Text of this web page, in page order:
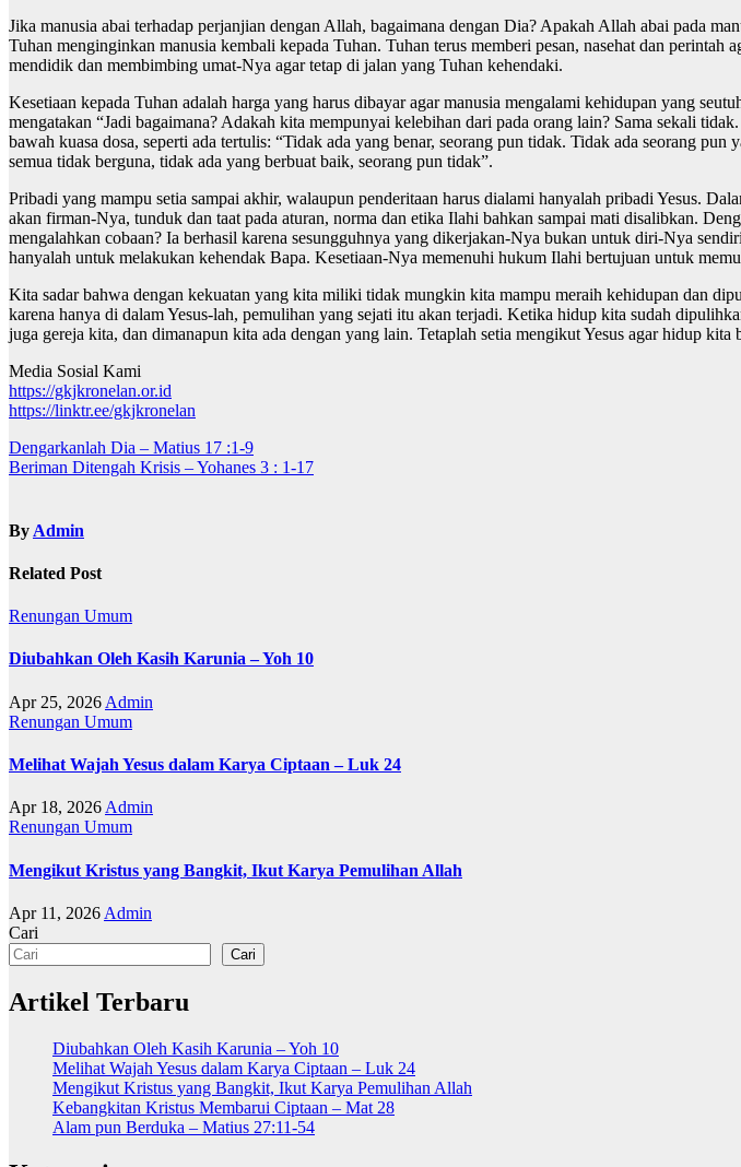
Jika manusia abai terhadap perjanjian dengan Allah, bagaimana dengan Dia? Apakah Allah abai pada
Tuhan menginginkan manusia kembali kepada Tuhan. Tuhan terus memberi pesan, nasehat dan
mendidik dan membimbing umat-Nya agar tetap di jalan yang Tuhan kehendaki.
Kesetiaan kepada Tuhan adalah harga yang harus dibayar agar manusia mengalami kehidupan yang
mengatakan “Jadi bagaimana? Adakah kita mempunyai kelebihan dari pada orang lain? Sama sekali
bawah kuasa dosa, seperti ada tertulis: “Tidak ada yang benar, seorang pun tidak. Tidak ada seorang
semua tidak berguna, tidak ada yang berbuat baik, seorang pun tidak”.
Pribadi yang mampu setia sampai akhir, walaupun penderitaan harus dialami hanyalah pribadi Yesus.
akan firman-Nya, tunduk dan taat pada aturan, norma dan etika Ilahi bahkan sampai mati disalibkan.
mengalahkan cobaan? Ia berhasil karena sesungguhnya yang dikerjakan-Nya bukan untuk diri-Nya
hanyalah untuk melakukan kehendak Bapa. Kesetiaan-Nya memenuhi hukum Ilahi bertujuan untuk
Kita sadar bahwa dengan kekuatan yang kita miliki tidak mungkin kita mampu meraih kehidupan dan
karena hanya di dalam Yesus-lah, pemulihan yang sejati itu akan terjadi. Ketika hidup kita sudah
juga gereja kita, dan dimanapun kita ada dengan yang lain. Tetaplah setia mengikut Yesus agar hidup
Media Sosial Kami
https://gkjkronelan.or.id
https://linktr.ee/gkjkronelan
Navigasi
pos
Dengarkanlah Dia – Matius 17 :1-9
Beriman Ditengah Krisis – Yohanes 3 : 1-17
By Admin
Related Post
Renungan Umum
Diubahkan Oleh Kasih Karunia – Yoh 10
Apr 25, 2026 Admin
Renungan Umum
Melihat Wajah Yesus dalam Karya Ciptaan – Luk 24
Apr 18, 2026 Admin
Renungan Umum
Mengikut Kristus yang Bangkit, Ikut Karya Pemulihan Allah
Apr 11, 2026 Admin
Cari
Cari
Artikel Terbaru
Diubahkan Oleh Kasih Karunia – Yoh 10
Melihat Wajah Yesus dalam Karya Ciptaan – Luk 24
Mengikut Kristus yang Bangkit, Ikut Karya Pemulihan Allah
Kebangkitan Kristus Membarui Ciptaan – Mat 28
Alam pun Berduka – Matius 27:11-54